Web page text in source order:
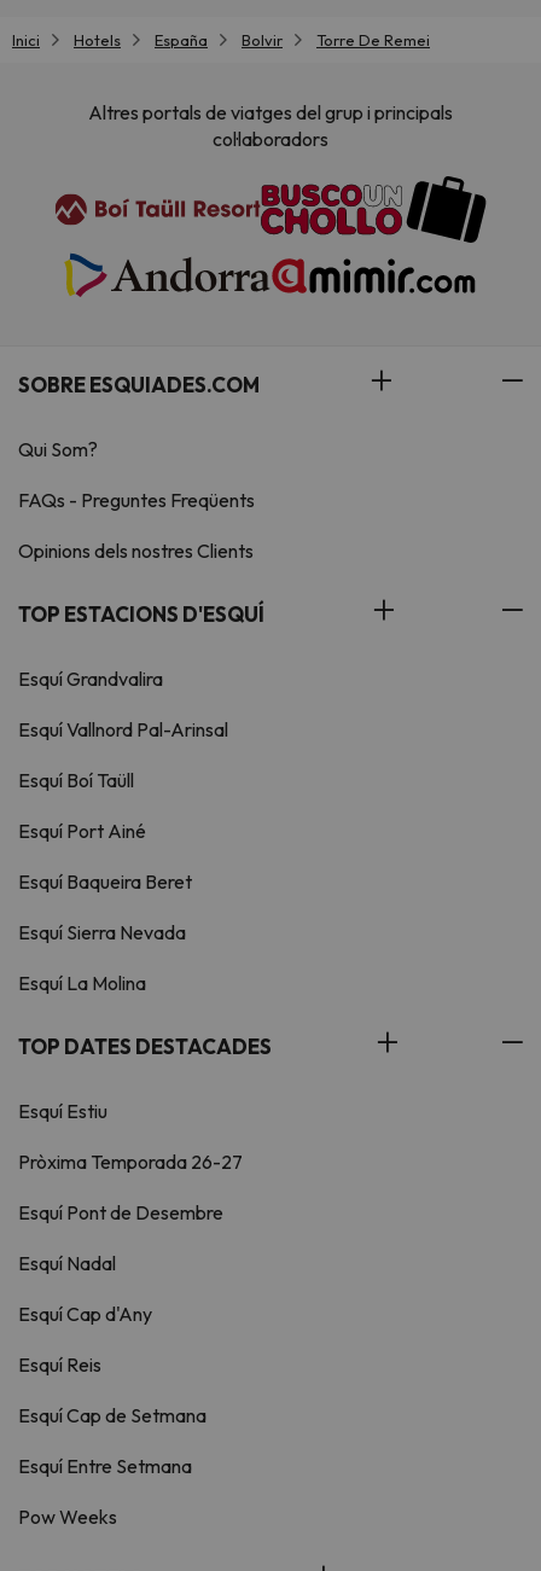
Inici Hotels España Bolvir Torre De Remei
Altres portals de viatges del grup i principals
col·laboradors
SOBRE ESQUIADES.COM
Qui Som?
FAQs - Preguntes Freqüents
Opinions dels nostres Clients
TOP ESTACIONS D'ESQUÍ
Esquí Grandvalira
Esquí Vallnord Pal-Arinsal
Esquí Boí Taüll
Esquí Port Ainé
Esquí Baqueira Beret
Esquí Sierra Nevada
Esquí La Molina
TOP DATES DESTACADES
Esquí Estiu
Pròxima Temporada 26-27
Esquí Pont de Desembre
Esquí Nadal
Esquí Cap d'Any
Esquí Reis
Esquí Cap de Setmana
Esquí Entre Setmana
Pow Weeks